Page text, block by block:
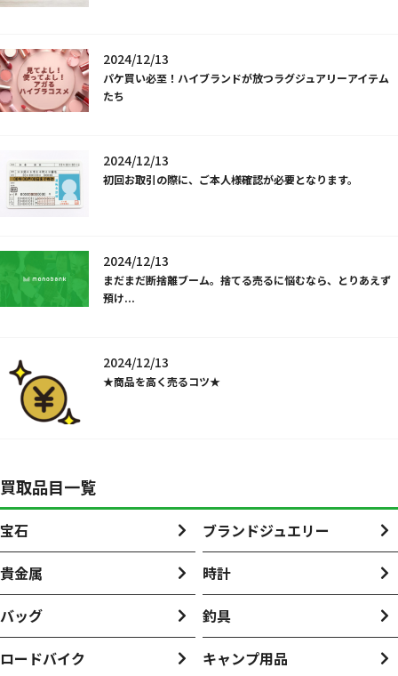
2024/12/13
パケ買い必至！ハイブランドが放つラグジュアリーアイテム
たち
2024/12/13
初回お取引の際に、ご本人様確認が必要となります。
2024/12/13
まだまだ断捨離ブーム。捨てる売るに悩むなら、とりあえず
預け...
2024/12/13
★商品を高く売るコツ★
買取品目一覧
宝石
ブランドジュエリー
貴金属
時計
バッグ
釣具
ロードバイク
キャンプ用品